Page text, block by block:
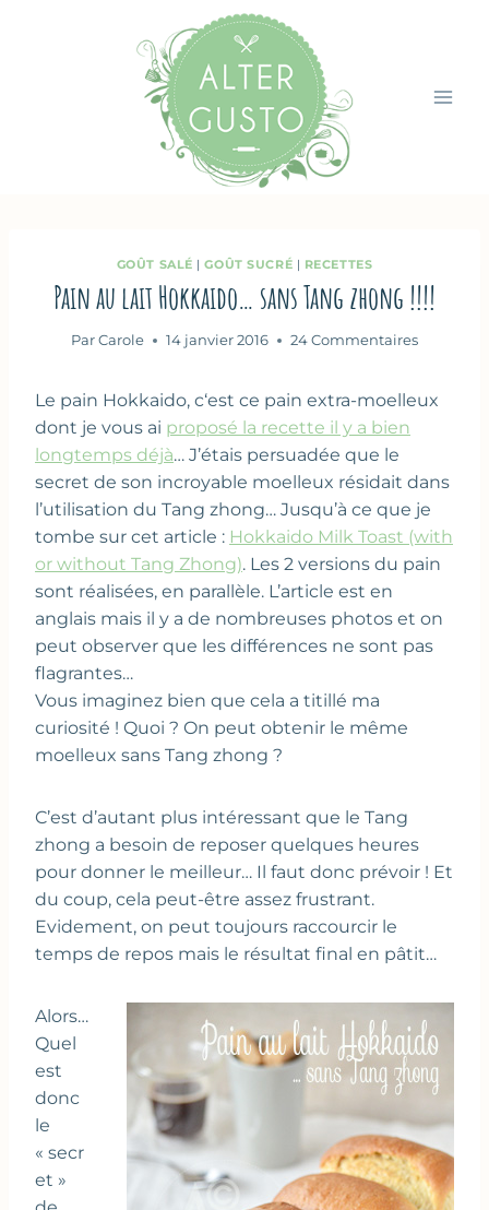
GOÛT SALÉ |GOÛT SUCRÉ | RECETTES
Pain au lait Hokkaido… sans Tang zhong !!!!
Par Carole 14 janvier 2016 24 Commentaires
Le pain Hokkaido, c‘est ce pain extra-moelleux
dont je vous ai proposé la recette il y a bien
longtemps déjà… J’étais persuadée que le
secret de son incroyable moelleux résidait dans
l’utilisation du Tang zhong… Jusqu’à ce que je
tombe sur cet article : Hokkaido Milk Toast (with
or without Tang Zhong). Les 2 versions du pain
sont réalisées, en parallèle. L’article est en
anglais mais il y a de nombreuses photos et on
peut observer que les différences ne sont pas
flagrantes…
Vous imaginez bien que cela a titillé ma
curiosité ! Quoi ? On peut obtenir le même
moelleux sans Tang zhong ?
C’est d’autant plus intéressant que le Tang
zhong a besoin de reposer quelques heures
pour donner le meilleur… Il faut donc prévoir ! Et
du coup, cela peut-être assez frustrant.
Evidement, on peut toujours raccourcir le
temps de repos mais le résultat final en pâtit…
Alors…
Quel
est
donc
le
« secr
et »